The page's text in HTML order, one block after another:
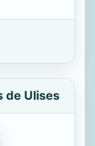
de Ulises